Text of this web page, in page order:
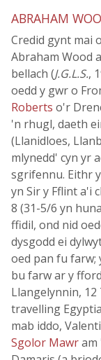
ABRAHAM
Credid gynt mai
Abraham Wood
bellach (J.G.L.S.,
oedd y gwr o
Roberts o'r
'n rhugl, daeth
(Llanidloes,
mlynedd' cyn yr
sgrifennu. Eithr
yn Sir y Fflint a'i
8 (31-5/6 yn
ffidil, ond nid
dysgodd ei
oed pan fu farw;
bu farw ar y
Llangelynnin, 12
travelling
mab iddo,
Sgolor Mawram